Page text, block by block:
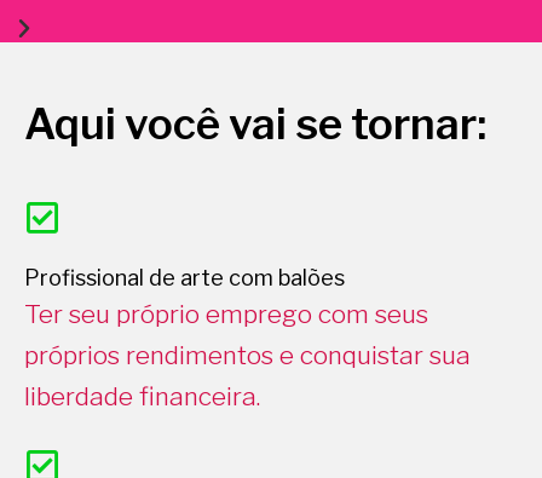
Aqui você vai se tornar:
Profissional de arte com balões
Ter seu próprio emprego com seus
próprios rendimentos e conquistar sua
liberdade financeira.